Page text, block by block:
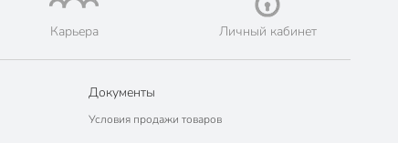
Карьера Личный кабинет
Документы
Условия продажи товаров